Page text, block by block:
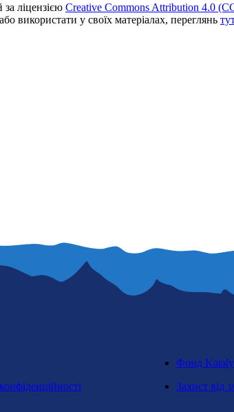
ліцензією Creative Commons Attribution 4.0
використати у своїх матеріалах, переглянь тут
Фонд
Захист від